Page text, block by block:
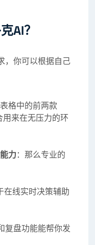
AI？
，你可以根据自己
格中的前两款
用来在无压力的环
力 ：那么专业的
在线实时决策辅助
复盘功能能帮你发